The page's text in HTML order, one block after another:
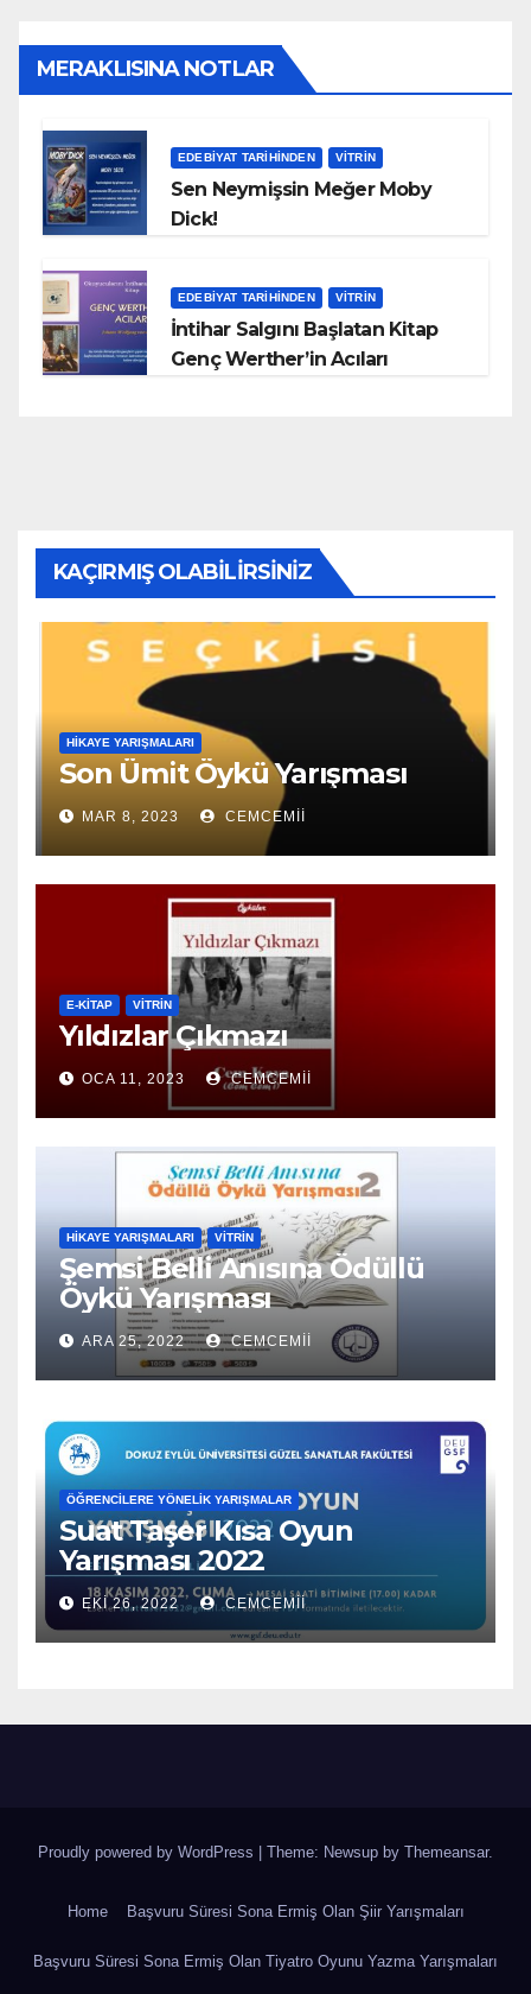
MERAKLISINA NOTLAR
EDEBIYAT TARIHINDEN VITRIN
Sen Neymişsin Meğer Moby
Dick!
EDEBIYAT TARIHINDEN VITRIN
İntihar Salgını Başlatan Kitap
Genç Werther’in Acıları
KAÇIRMIŞ OLABILIRSINIZ
HIKAYE YARIŞMALARI
Son Ümit Öykü Yarışması
MAR 8, 2023 CEMCEMII
E-KİTAP VITRIN
Yıldızlar Çıkmazı
OCA 11, 2023 CEMCEMII
HIKAYE YARIŞMALARI VITRIN
Şemsi Belli Anısına Ödüllü
Öykü Yarışması
ARA 25, 2022 CEMCEMII
ÖĞRENCILERE YÖNELIK YARIŞMALAR
Suat Taşer Kısa Oyun
Yarışması 2022
EKI 26, 2022 CEMCEMII
Proudly powered by WordPress Theme: Newsup by Themeansar.
Home Başvuru Süresi Sona Ermiş Olan Şiir Yarışmaları
Başvuru Süresi Sona Ermiş Olan Tiyatro Oyunu Yazma Yarışmaları